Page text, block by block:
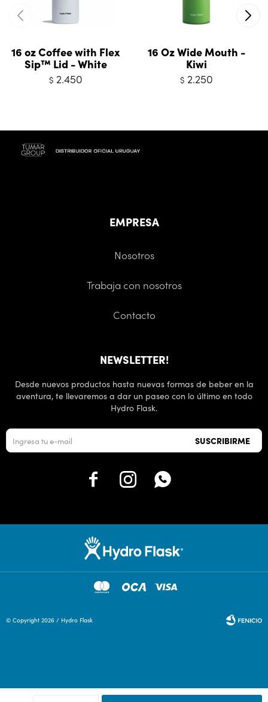
16 oz Coffee with Flex
Sip™ Lid - White
$ 2.450
16 Oz Wide Mouth -
Kiwi
$ 2.250
EMPRESA
Nosotros
Trabaja con nosotros
Contacto
NEWSLETTER!
Desde nuevos productos hasta nuevas formas de beber en la
aventura, te llevaremos a dar un paseo con lo último en todo
Hydro Flask.
SUSCRIBIRME
  
© Copyright 2026 / Hydro Flask